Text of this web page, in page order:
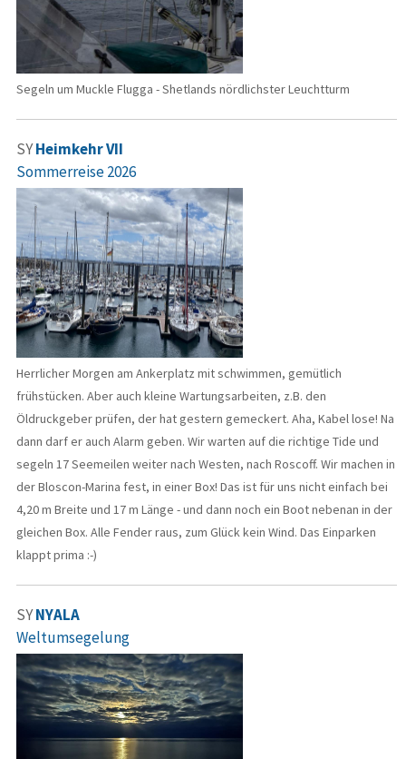
Segeln um Muckle Flugga - Shetlands nördlichster Leuchtturm
SYHeimkehr VII
Sommerreise 2026
Herrlicher Morgen am Ankerplatz mit schwimmen, gemütlich
frühstücken. Aber auch kleine Wartungsarbeiten, z.B. den
Öldruckgeber prüfen, der hat gestern gemeckert. Aha, Kabel lose! Na
dann darf er auch Alarm geben. Wir warten auf die richtige Tide und
segeln 17 Seemeilen weiter nach Westen, nach Roscoff. Wir machen in
der Bloscon-Marina fest, in einer Box! Das ist für uns nicht einfach bei
4,20 m Breite und 17 m Länge - und dann noch ein Boot nebenan in der
gleichen Box. Alle Fender raus, zum Glück kein Wind. Das Einparken
klappt prima :-)
SYNYALA
Weltumsegelung